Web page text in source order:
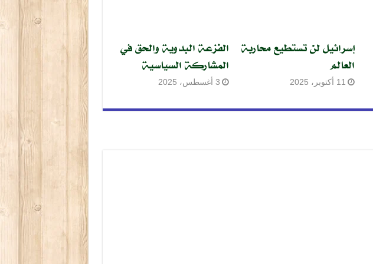
إسرائيل لن تستطيع محاربة
العالم
11 أكتوبر، 2025
الفزعة البدوية والحق في
المشاركة السياسية
3 أغسطس، 2025